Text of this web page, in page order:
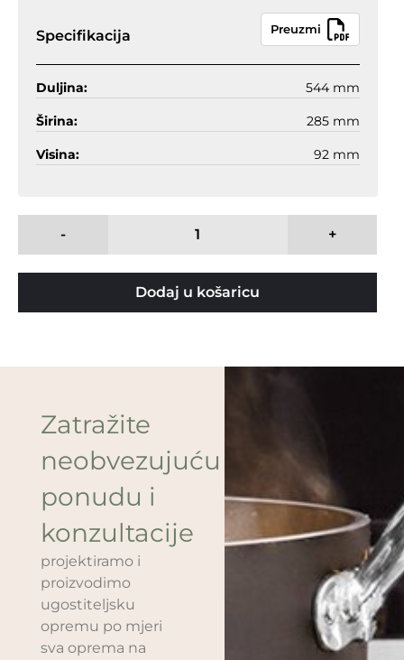
Specifikacija Preuzmi
Duljina: 544 mm
Širina: 285 mm
Visina: 92 mm
- +
Dodaj u košaricu
Zatražite
neobvezujuću
ponudu i
konzultacije
projektiramo i
proizvodimo
ugostiteljsku
opremu po mjeri
sva oprema na